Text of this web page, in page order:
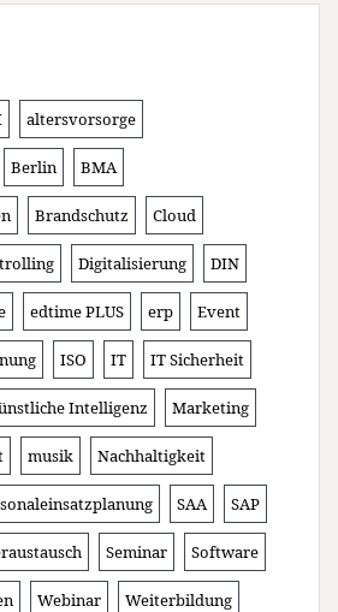
altersvorsorge
Berlin BMA
Brandschutz Cloud
Digitalisierung DIN
edtime PLUS erp Event
ISO IT IT Sicherheit
Intelligenz Marketing
musik Nachhaltigkeit
SAA SAP
Seminar Software
Webinar Weiterbildung